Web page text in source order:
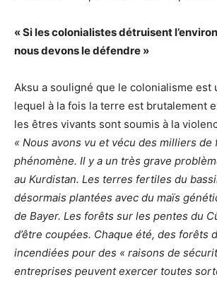
« Si les colonialistes détruisent
nous devons le défendre »
Aksu a souligné que le colonialisme est
lequel à la fois la terre est brutalement
les êtres vivants sont soumis à la
« Nous avons vu et vécu des milliers de
phénomène. Il y a un très grave
au Kurdistan. Les terres fertiles du
désormais plantées avec du maïs
de Bayer. Les forêts sur les pentes du
d’être coupées. Chaque été, des forêts
incendiées pour des « raisons de
entreprises peuvent exercer toutes